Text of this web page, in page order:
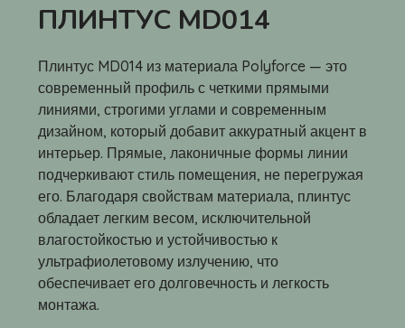
ПЛИНТУС MD014
Плинтус MD014 из материала Polyforce — это
современный профиль с четкими прямыми
линиями, строгими углами и современным
дизайном, который добавит аккуратный акцент в
интерьер. Прямые, лаконичные формы линии
подчеркивают стиль помещения, не перегружая
его. Благодаря свойствам материала, плинтус
обладает легким весом, исключительной
влагостойкостью и устойчивостью к
ультрафиолетовому излучению, что
обеспечивает его долговечность и легкость
монтажа.